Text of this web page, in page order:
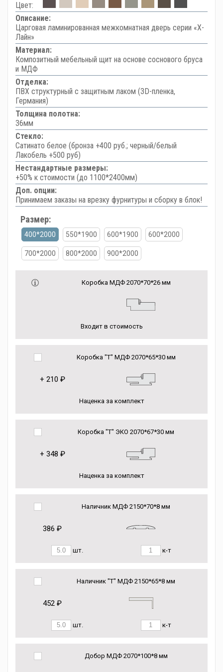
Цвет:
Описание:
Царговая ламинированная межкомнатная дверь серии «Х-
Лайн»
Материал:
Композитный мебельный щит на основе соснового бруса
и МДФ
Отделка:
ПВХ структурный с защитным лаком (3D-пленка,
Германия)
Толщина полотна:
36мм
Стекло:
Сатинато белое (бронза +400 руб.; черный/белый
Лакобель +500 руб)
Нестандартные размеры:
+50% к стоимости (до 1100*2400мм)
Доп. опции:
Принимаем заказы на врезку фурнитуры и сборку в блок!
Размер:
400*2000 550*1900 600*1900 600*2000
700*2000 800*2000 900*2000
Коробка МДФ 2070*70*26 мм
Входит в стоимость
Коробка "Т" МДФ 2070*65*30 мм
+ 210 ₽
Наценка за комплект
Коробка "Т" ЭКО 2070*67*30 мм
+ 348 ₽
Наценка за комплект
Наличник МДФ 2150*70*8 мм
386 ₽
шт. к-т
Наличник "Т" МДФ 2150*65*8 мм
452 ₽
шт. к-т
Добор МДФ 2070*100*8 мм